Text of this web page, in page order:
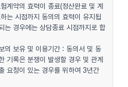
계약의 효력이 종료(정산완료 및 계
는 시점까지 동의의 효력이 유지됩
는 경우에는 상담종료 시점까지로 합
의 보유 및 이용기간 : 동의서 및 동
기록은 분쟁이 발생할 경우 및 관계
요청이 있는 경우를 위하여 3년간